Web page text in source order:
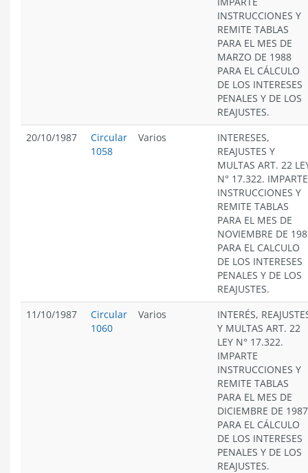
INSTRUCCIONES Y
REMITE TABLAS
PARA EL MES DE
MARZO DE 1988
PARA EL CÁLCULO
DE LOS INTERESES
PENALES Y DE LOS
REAJUSTES.
20/10/1987
Circular
1058
Varios
INTERESES,
REAJUSTES Y
MULTAS ART. 22
N° 17.322. IMPARTE
INSTRUCCIONES Y
REMITE TABLAS
PARA EL MES DE
NOVIEMBRE DE
PARA EL CALCULO
DE LOS INTERESES
PENALES Y DE LOS
REAJUSTES.
11/10/1987
Circular
1060
Varios
INTERÉS,
Y MULTAS ART. 22
LEY N° 17.322.
IMPARTE
INSTRUCCIONES Y
REMITE TABLAS
PARA EL MES DE
DICIEMBRE DE 1987
PARA EL CÁLCULO
DE LOS INTERESES
PENALES Y DE LOS
REAJUSTES.